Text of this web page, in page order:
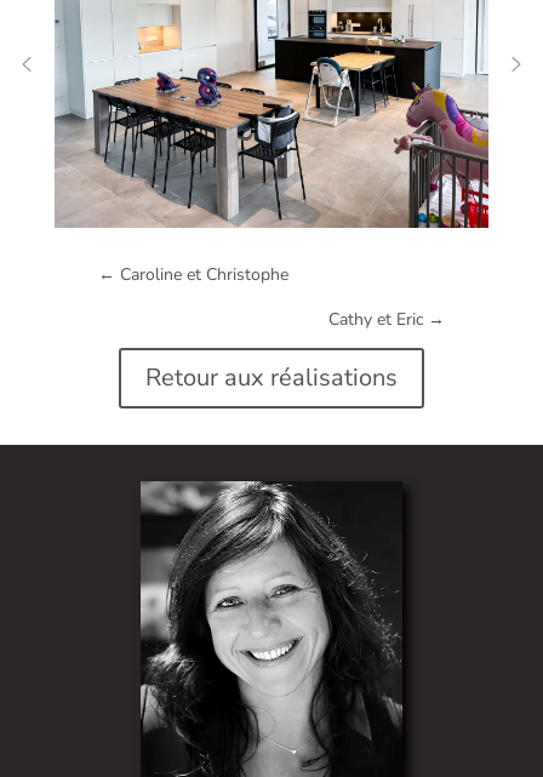
← Caroline et Christophe
Cathy et Eric →
Retour aux réalisations